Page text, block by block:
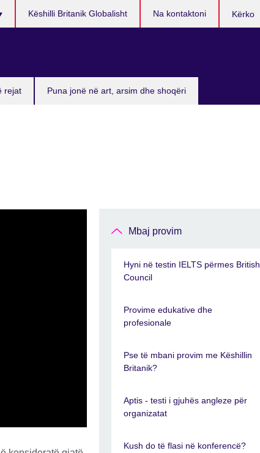
rejat Puna jonë në art, arsim dhe shoqëri
Këshilli Britanik Globalisht Na kontaktoni
Mbaj provim
Hyni në testin IELTS përmes British
Council
Provime edukative dhe
profesionale
Pse të mbani provim me Këshillin
Britanik?
Aptis - testi i gjuhës angleze për
organizatat
Kush do të flasi në konferencë?